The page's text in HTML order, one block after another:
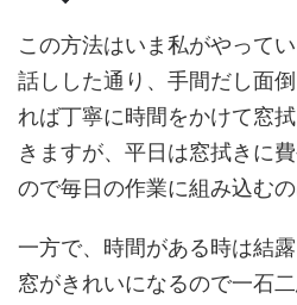
この方法はいま私がやって
話しした通り、手間だし面
れば丁寧に時間をかけて窓
きますが、平日は窓拭きに
ので毎日の作業に組み込むの
一方で、時間がある時は結
窓がきれいになるので一石